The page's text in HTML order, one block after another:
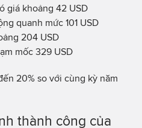
giá khoảng 42 USD
quanh mức 101 USD
204 USD
mốc 329 USD
20% so với cùng kỳ năm
thành công của